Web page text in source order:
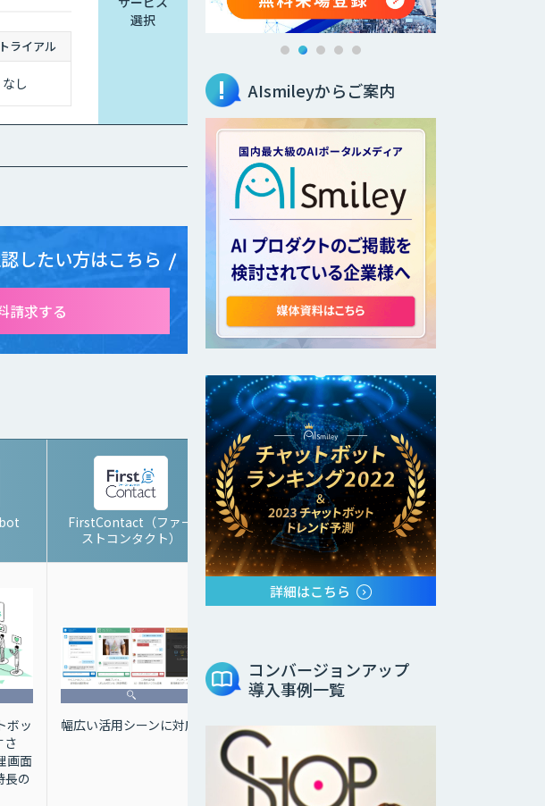
ライアル
なし
選択
したい方はこちら
請求する
FirstContact（ファー
ストコンタクト）
KPI最適化
ボッ
さ
画面
長の
幅広い活用シーンに対応
適切なKPI設計～打ち手
まで含め 業務最適化を実
現
AIsmileyからご案内
コンバージョンアップ
導入事例一覧